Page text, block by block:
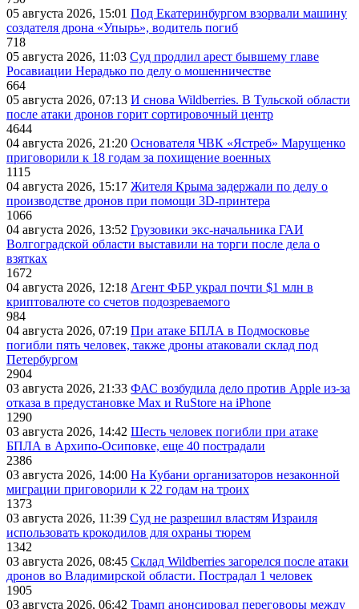
05 августа 2026, 15:01 Под Екатеринбургом взорвали машину
создателя дрона «Упырь», водитель погиб
718
05 августа 2026, 11:03 Суд продлил арест бывшему главе
Росавиации Нерадько по делу о мошенничестве
664
05 августа 2026, 07:13 И снова Wildberries. В Тульской области
после атаки дронов горит сортировочный центр
4644
04 августа 2026, 21:20 Основателя ЧВК «Ястреб» Марущенко
приговорили к 18 годам за похищение военных
1115
04 августа 2026, 15:17 Жителя Крыма задержали по делу о
производстве дронов при помощи 3D‑принтера
1066
04 августа 2026, 13:52 Грузовики экс-начальника ГАИ
Волгоградской области выставили на торги после дела о
взятках
1672
04 августа 2026, 12:18 Агент ФБР украл почти $1 млн в
криптовалюте со счетов подозреваемого
984
04 августа 2026, 07:19 При атаке БПЛА в Подмосковье
погибли пять человек, также дроны атаковали склад под
Петербургом
2904
03 августа 2026, 21:33 ФАС возбудила дело против Apple из-за
отказа в предустановке Max и RuStore на iPhone
1290
03 августа 2026, 14:42 Шесть человек погибли при атаке
БПЛА в Архипо-Осиповке, еще 40 пострадали
2386
03 августа 2026, 14:00 На Кубани организаторов незаконной
миграции приговорили к 22 годам на троих
1373
03 августа 2026, 11:39 Суд не разрешил властям Израиля
использовать крокодилов для охраны тюрем
1342
03 августа 2026, 08:45 Склад Wildberries загорелся после атаки
дронов во Владимирской области. Пострадал 1 человек
1905
03 августа 2026, 06:42 Трамп анонсировал переговоры между